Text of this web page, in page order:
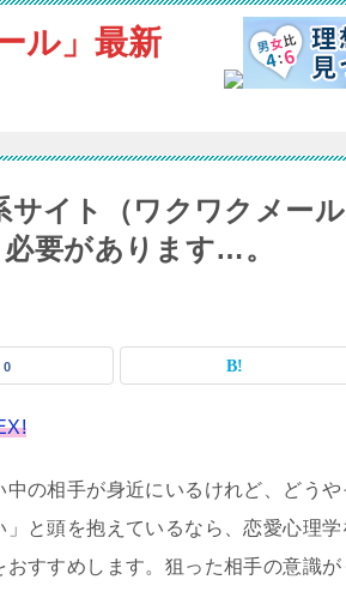
ル」最新
イト（ワクワクメール
要があります…。
0
中の相手が身近にいるけれど、どうや
」と頭を抱えているなら、恋愛心理
おすすめします。狙った相手の意識が